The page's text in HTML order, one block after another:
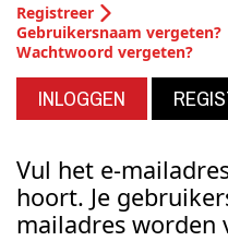
Registreer
Gebruikersnaam vergeten?
Wachtwoord vergeten?
INLOGGEN
Vul het e-
hoort. Je
mailadres worden